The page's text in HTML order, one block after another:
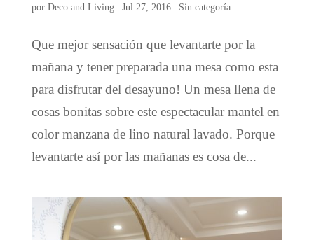
por Deco and Living| Jul 27, 2016| Sin categoría
Que mejor sensación que levantarte por la
mañana y tener preparada una mesa como esta
para disfrutar del desayuno! Un mesa llena de
cosas bonitas sobre este espectacular mantel en
color manzana de lino natural lavado. Porque
levantarte así por las mañanas es cosa de...